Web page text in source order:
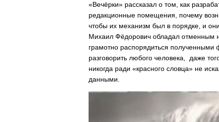
«Вечёрки» рассказал о том, как
редакционные помещения, почему
чтобы их механизм был в порядке, и
Михаил Фёдорович обладал
грамотно распорядиться полученными
разговорить любого человека, даже
никогда ради «красного словца» не
данными.